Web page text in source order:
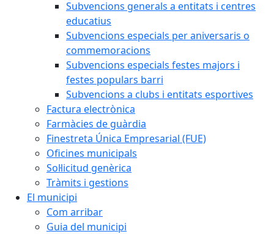
Subvencions generals a entitats i centres
educatius
Subvencions especials per aniversaris o
commemoracions
Subvencions especials festes majors i
festes populars barri
Subvencions a clubs i entitats esportives
Factura electrònica
Farmàcies de guàrdia
Finestreta Única Empresarial (FUE)
Oficines municipals
Sol·licitud genèrica
Tràmits i gestions
El municipi
Com arribar
Guia del municipi